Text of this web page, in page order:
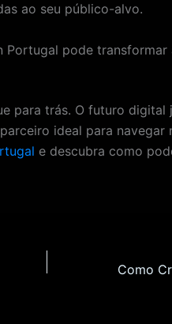
ao seu público-alvo.
pode transformar
para trás. O futuro digital
ideal para navegar
e descubra como